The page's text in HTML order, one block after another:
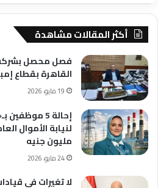
أكثر المقالات مشاهدة
فصل محصل
القاهرة بقطاع
19 مايو، 2026
إحالة 5
مليون جنيه
24 مايو، 2026
لا تغيرات فى